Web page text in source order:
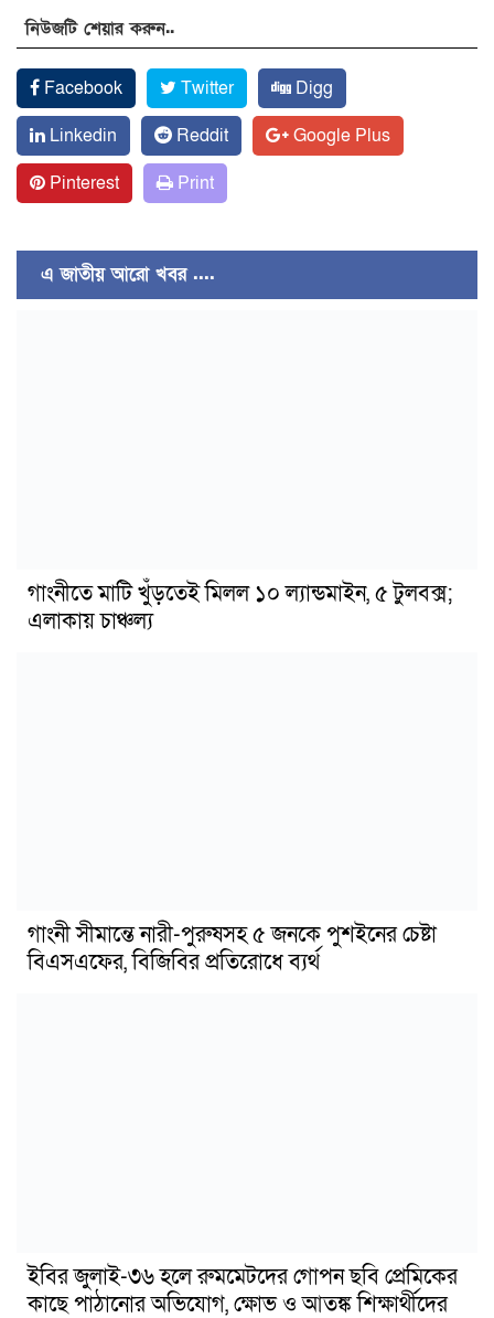
নিউজটি শেয়ার করুন..
Facebook Twitter
Digg
Linkedin
Reddit
Google Plus
Pinterest
Print
এ জাতীয় আরো খবর ....
গাংনীতে মাটি খুঁড়তেই মিলল ১০ ল্যান্ডমাইন, ৫ টুলবক্স;
এলাকায় চাঞ্চল্য
গাংনী সীমান্তে নারী-পুরুষসহ ৫ জনকে পুশইনের চেষ্টা
বিএসএফের, বিজিবির প্রতিরোধে ব্যর্থ
ইবির জুলাই-৩৬ হলে রুমমেটদের গোপন ছবি প্রেমিকের
কাছে পাঠানোর অভিযোগ, ক্ষোভ ও আতঙ্ক শিক্ষার্থীদের